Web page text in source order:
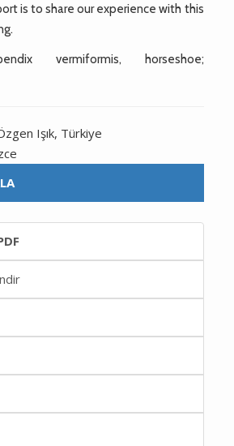
is to share our experience with this
vermiformis, horseshoe;
Işık, Türkiye